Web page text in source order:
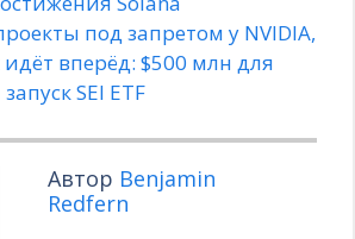
под запретом у NVIDIA,
вперёд: $500 млн для
SEI ETF
Автор Benjamin
Redfern